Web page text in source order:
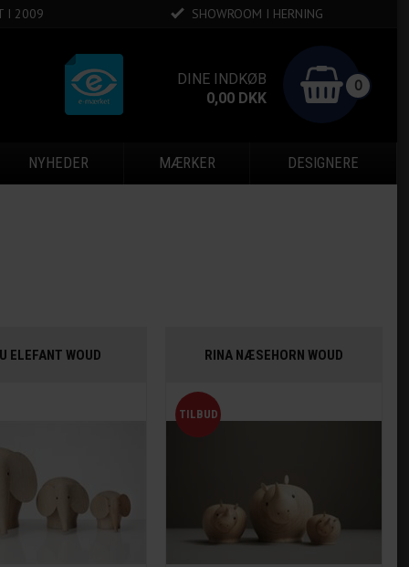
I 2009 SHOWROOM I HERNING
DINE INDKØB 0
0,00 DKK
NYHEDER MÆRKER DESIGNERE
ELEFANT WOUD RINA NÆSEHORN WOUD